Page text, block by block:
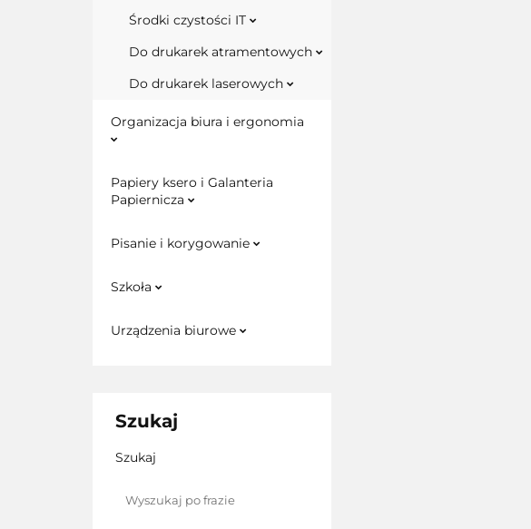
Środki czystości IT
Do drukarek atramentowych
Do drukarek laserowych
Organizacja biura i ergonomia
Papiery ksero i Galanteria
Papiernicza
Pisanie i korygowanie
Szkoła
Urządzenia biurowe
Szukaj
Szukaj